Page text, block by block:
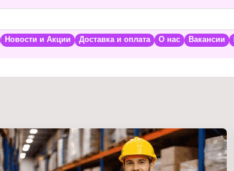
Новости и Акции Доставка и оплата О нас Вакансии